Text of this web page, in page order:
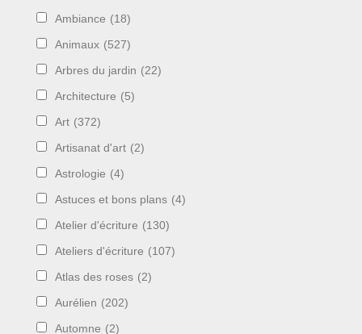
Ambiance (18)
Animaux (527)
Arbres du jardin (22)
Architecture (5)
Art (372)
Artisanat d'art (2)
Astrologie (4)
Astuces et bons plans (4)
Atelier d'écriture (130)
Ateliers d'écriture (107)
Atlas des roses (2)
Aurélien (202)
Automne (2)